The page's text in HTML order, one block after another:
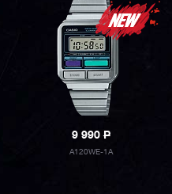
9 990P
A120WE-1A